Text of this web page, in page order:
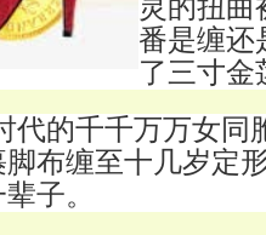
灵的扭曲
番是缠还
了三寸金
代的千千万万女同
布缠至十几岁定
子。